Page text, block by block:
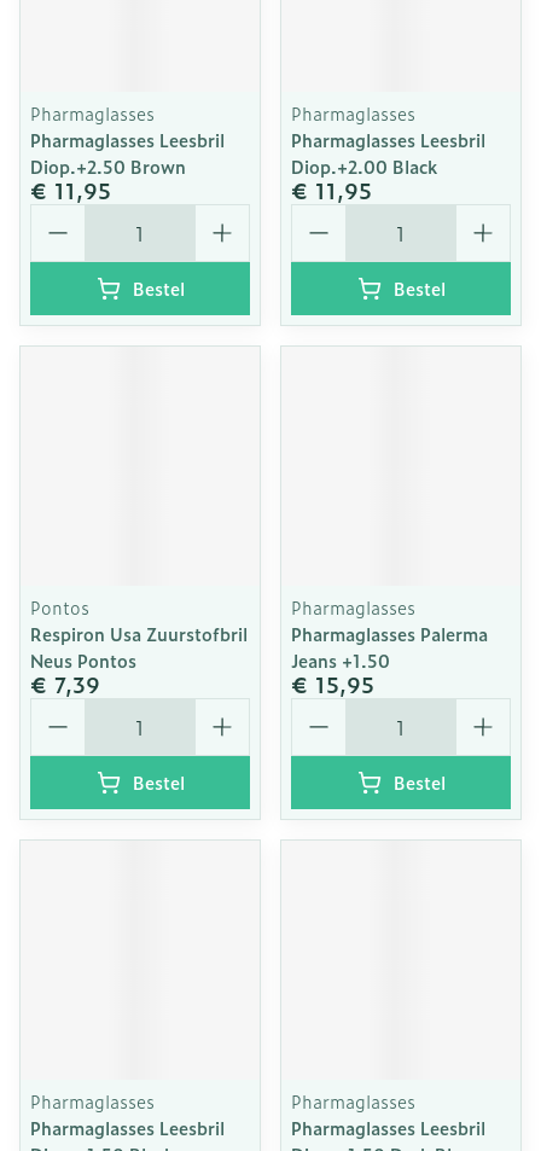
Pharmaglasses
Pharmaglasses Leesbril
Diop.+2.50 Brown
€ 11,95
Aantal
Bestel
Pharmaglasses
Pharmaglasses Leesbril
Diop.+2.00 Black
€ 11,95
Aantal
Bestel
Pontos
Respiron Usa Zuurstofbril
Neus Pontos
€ 7,39
Aantal
Bestel
Pharmaglasses
Pharmaglasses Palerma
Jeans +1.50
€ 15,95
Aantal
Bestel
Pharmaglasses
Pharmaglasses Leesbril
Pharmaglasses
Pharmaglasses Leesbril